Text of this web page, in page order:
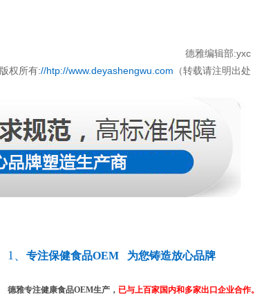
德雅编辑部:yxc
版权所有://htp://www.deyashengwu.com （转载请注明出处
1、 专注保健食品OEM 为您铸造放心品牌
德雅专注健康食品OEM生产， 已与上百家国内和多家出口企业合作。